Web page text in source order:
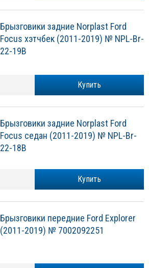
Брызговики задние Norplast Ford
Focus хэтчбек (2011-2019) № NPL-Br-
22-19B
Купить
Брызговики задние Norplast Ford
Focus седан (2011-2019) № NPL-Br-
22-18B
Купить
Брызговики передние Ford Explorer
(2011-2019) № 7002092251